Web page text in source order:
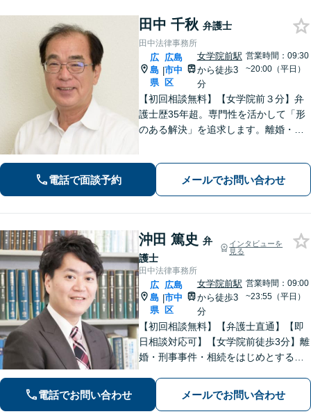
田中 千秋 弁護士
田中法律事務所
広
島
県
|
広島
市中
区
女学院前駅
から徒歩3
分
営業時間：09:30
~20:00（平日）
【初回相談無料】【女学院前３分】弁
護士歴35年超。専門性を活かして「形
のある解決」を追求します。離婚・債
話しやすい弁護士に是非ご相談くださ
い。（合同庁舎内郵便局近く）
電話で面談予約 メールでお問い合わせ
沖田 篤史 弁
護士
インタビューを
見る
田中法律事務所
広
島
県
|
広島
市中
区
女学院前駅
から徒歩3
分
営業時間：09:00
~23:55（平日）
【初回相談無料】【弁護士直通】【即
日相談対応可】【女学院前徒歩3分】離
婚・刑事事件・相続をはじめとする身
ない真の問題解決を目指して誠実かつ
迅速な対応を致します。是非、お気軽
電話でお問い合わせ メールでお問い合わせ